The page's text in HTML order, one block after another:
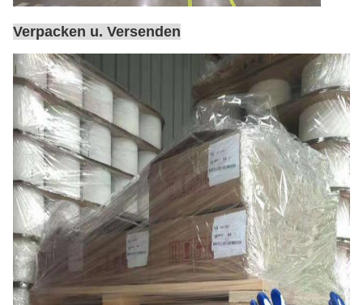
Verpacken u. Versenden